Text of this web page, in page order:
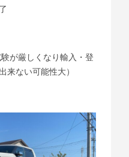
が厳しくなり輸入・登
来ない可能性大）